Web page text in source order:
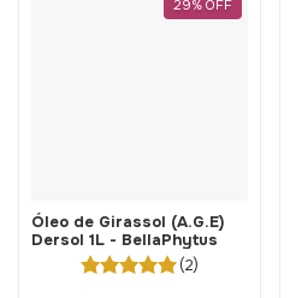
29% OFF
Óleo de Girassol (A.G.E)
Dersol 1L - BellaPhytus
(2)